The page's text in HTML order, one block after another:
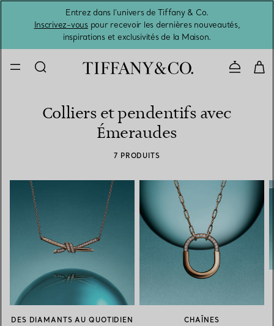
Entrez dans l’univers de Tiffany & Co.
Inscrivez-vouspour recevoir les dernières nouveautés,
inspirations et exclusivités de la Maison.
Colliers et pendentifs avec
Émeraudes
7 PRODUITS
DES DIAMANTS AU QUOTIDIEN CHAÎNES